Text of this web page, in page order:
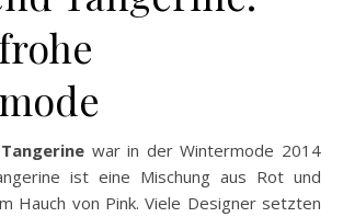
war in der Wintermode 2014
ist eine Mischung aus Rot und
Hauch von Pink. Viele Designer setzten